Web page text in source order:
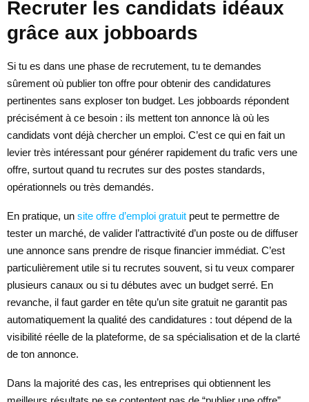
Recruter les candidats idéaux
grâce aux jobboards
Si tu es dans une phase de recrutement, tu te demandes
sûrement où publier ton offre pour obtenir des candidatures
pertinentes sans exploser ton budget. Les jobboards répondent
précisément à ce besoin : ils mettent ton annonce là où les
candidats vont déjà chercher un emploi. C’est ce qui en fait un
levier très intéressant pour générer rapidement du trafic vers une
offre, surtout quand tu recrutes sur des postes standards,
opérationnels ou très demandés.
En pratique, un site offre d’emploi gratuit peut te permettre de
tester un marché, de valider l’attractivité d’un poste ou de diffuser
une annonce sans prendre de risque financier immédiat. C’est
particulièrement utile si tu recrutes souvent, si tu veux comparer
plusieurs canaux ou si tu débutes avec un budget serré. En
revanche, il faut garder en tête qu’un site gratuit ne garantit pas
automatiquement la qualité des candidatures : tout dépend de la
visibilité réelle de la plateforme, de sa spécialisation et de la clarté
de ton annonce.
Dans la majorité des cas, les entreprises qui obtiennent les